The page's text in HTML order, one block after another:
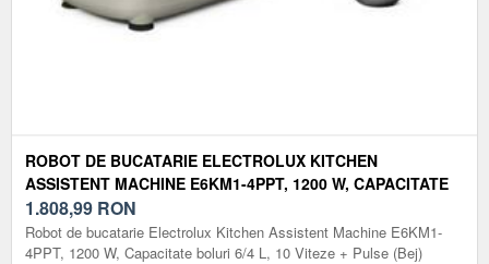
ROBOT DE BUCATARIE ELECTROLUX KITCHEN
ASSISTENT MACHINE E6KM1-4PPT, 1200 W, CAPACITATE
BOLURI 6/4 L, 10 VITEZE + PULSE (BEJ)
1.808,99 RON
Robot de bucatarie Electrolux Kitchen Assistent Machine E6KM1-
4PPT, 1200 W, Capacitate boluri 6/4 L, 10 Viteze + Pulse (Bej)